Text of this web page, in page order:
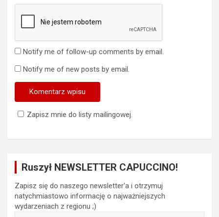
Notify me of follow-up comments by email.
Notify me of new posts by email.
Zapisz mnie do listy mailingowej.
Ruszył NEWSLETTER CAPUCCINO!
Zapisz się do naszego newsletter'a i otrzymuj
natychmiastowo informację o najważniejszych
wydarzeniach z regionu ;)